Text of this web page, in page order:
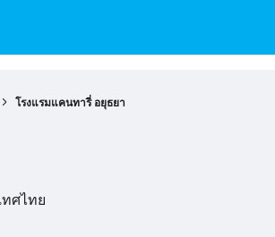
โรงแรมแคนทารี่ อยุธยา
ศไทย